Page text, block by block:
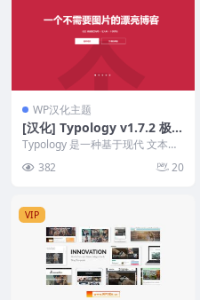
WP汉化主题
[汉化] Typology v1.7.2 极简
无图文章博客主题 已激活
Typology 是一种基于现代 文本的
382 20
VIP